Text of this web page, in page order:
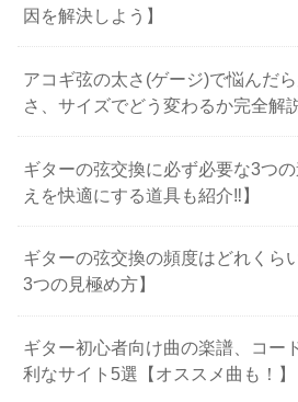
因を解決しよう】
アコギ弦の太さ(ゲージ)で悩んだ
さ、サイズでどう変わるか完全解
ギターの弦交換に必ず必要な3つ
えを快適にする道具も紹介‼︎】
ギターの弦交換の頻度はどれくら
3つの見極め方】
ギター初心者向け曲の楽譜、コー
利なサイト5選【オススメ曲も！】